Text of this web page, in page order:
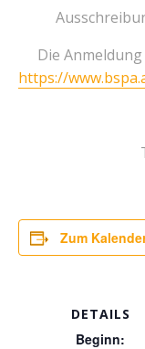
Die
https://
Zum
DETAILS
Beginn: